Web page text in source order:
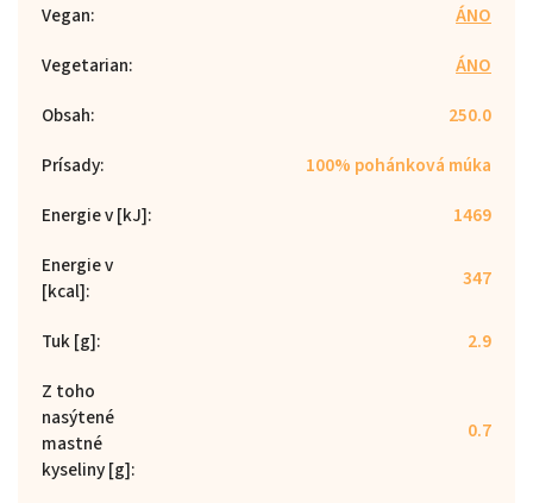
Vegan:
ÁNO
Vegetarian:
ÁNO
Obsah:
250.0
Prísady:
100% pohánková múka
Energie v [kJ]:
1469
Energie v
[kcal]: 347
Tuk [g]:
2.9
Z toho
nasýtené
mastné
kyseliny [g]:
0.7